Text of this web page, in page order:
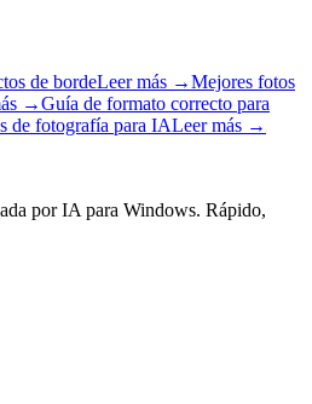
de bordeLeer más →Mejores fotos
→Guía de formato correcto para
de fotografía para IALeer más →
por IA para Windows. Rápido,